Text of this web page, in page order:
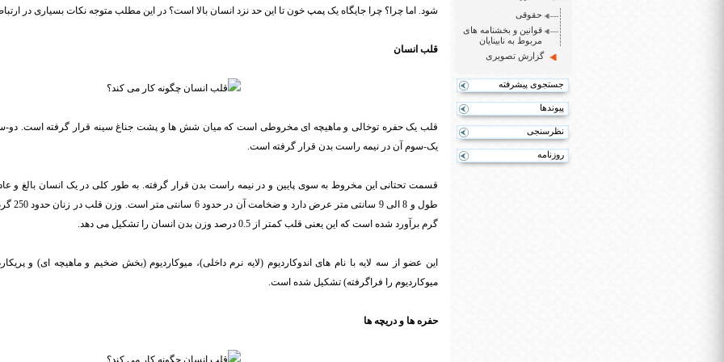
حقوقی
قوانین و بخشنامه های
مربوط به نابینایان
گزارش تصویری
جستجوی پیشرفته
پیوندها
نظرسنجی
روزنامه
شود. اما چرا؟ چرا جایگاه یک پمپ خون تا این حد نزد انسان بالا است؟ در این مطلب متوجه نکات بسیاری در
قلب انسان
قلب یک حفره توخالی و ماهیچه ای مخروطی است که میان شش ها و پشت جناغ سینه قرار گرفته است. دو-
یک-سوم آن در نیمه راست بدن قرار گرفته است.
گرم برآورد شده است که این یعنی قلب کمتر از 0.5 درصد وزن بدن انسان را تشکیل می دهد.
این عضو از سه لایه با نام های اندوکاردیوم (لایه نرم داخلی)، میوکاردیوم (بخش ضخیم و ماهیچه ای) و
میوکاردیوم را فراگرفته) تشکیل شده است.
حفره ها و دریچه ها